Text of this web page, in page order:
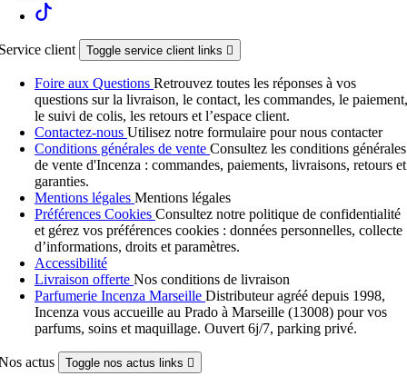
client Toggle service client links 
Foire aux Questions Retrouvez toutes les réponses à vos
questions sur la livraison, le contact, les commandes, le paiement,
le suivi de colis, les retours et l’espace client.
Contactez-nous Utilisez notre formulaire pour nous contacter
Conditions générales de vente Consultez les conditions générales
de vente d'Incenza : commandes, paiements, livraisons, retours et
garanties.
Mentions légales Mentions légales
Préférences Cookies Consultez notre politique de confidentialité
et gérez vos préférences cookies : données personnelles, collecte
d’informations, droits et paramètres.
Accessibilité
Livraison offerte Nos conditions de livraison
Parfumerie Incenza Marseille Distributeur agréé depuis 1998,
Incenza vous accueille au Prado à Marseille (13008) pour vos
parfums, soins et maquillage. Ouvert 6j/7, parking privé.
actus Toggle nos actus links 